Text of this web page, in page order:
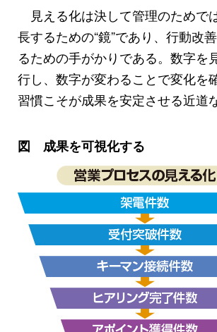
見える化は決して管理のためで
長するための“鏡”であり、行動改
るための手がかりである。数字を
行し、数字が変わることで変化を
習慣こそが成果を安定させる近道
図 成果を可視化する